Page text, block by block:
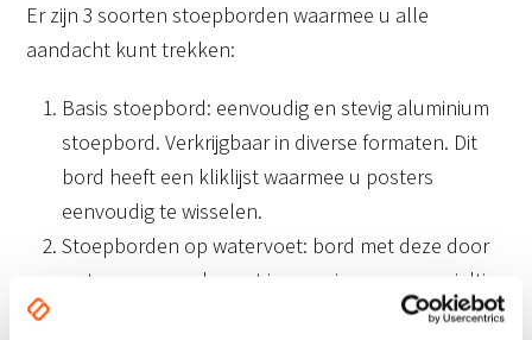
Er zijn 3 soorten stoepborden waarmee u alle
aandacht kunt trekken:
Basis stoepbord: eenvoudig en stevig aluminium
stoepbord. Verkrijgbaar in diverse formaten. Dit
bord heeft een kliklijst waarmee u posters
eenvoudig te wisselen.
Stoepborden op watervoet: bord met deze door
water verzwaarde voet is voorzien van een wieltje
zodat dit stoepbord makkelijk te verrijden en te